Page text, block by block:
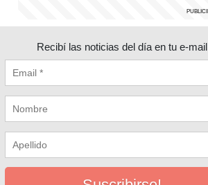
Recibí las noticias del día en tu e-mail